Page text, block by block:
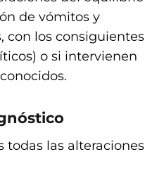
de vómitos y
con los consiguientes
o si intervienen
todas las alteraciones